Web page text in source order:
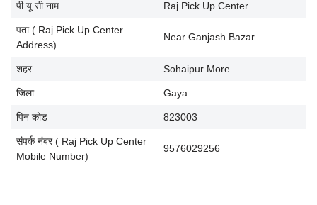
पी.यू.सी नाम Raj Pick Up Center
पता ( Raj Pick Up Center
Address)
Near Ganjash Bazar
शहर Sohaipur More
जिला Gaya
पिन कोड 823003
संपर्क नंबर ( Raj Pick Up Center
Mobile Number)
9576029256